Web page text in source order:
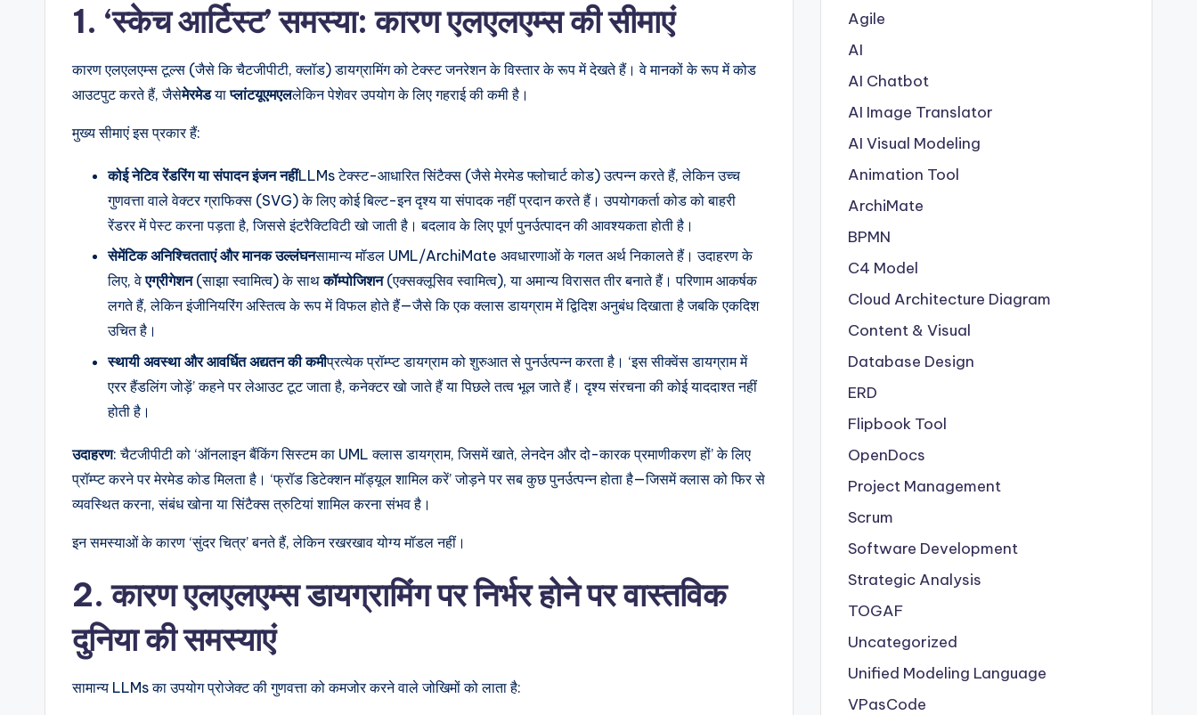
it
si
1. ‘स्केच आर्टिस्ट’ समस्या: कारण एलएलएम्स की सीमाएं
कारण एलएलएम्स टूल्स (जैसे कि चैटजीपीटी, क्लॉड) डायग्रामिंग को टेक्स्ट जनरेशन के विस्तार के रूप में देखते हैं। वे मानकों के रूप में कोड
आउटपुट करते हैं, जैसेमेरमेडयाप्लांटयूएमएललेकिन पेशेवर उपयोग के लिए गहराई की कमी है।
मुख्य सीमाएं इस प्रकार हैं:
कोई नेटिव रेंडरिंग या संपादन इंजन नहींLLMs टेक्स्ट-आधारित सिंटैक्स (जैसे मेरमेड फ्लोचार्ट कोड) उत्पन्न करते हैं, लेकिन उच्च
गुणवत्ता वाले वेक्टर ग्राफिक्स (SVG) के लिए कोई बिल्ट-इन दृश्य या संपादक नहीं प्रदान करते हैं। उपयोगकर्ता कोड को बाहरी
रेंडरर में पेस्ट करना पड़ता है, जिससे इंटरैक्टिविटी खो जाती है। बदलाव के लिए पूर्ण पुनर्उत्पादन की आवश्यकता होती है।
सेमेंटिक अनिश्चितताएं और मानक उल्लंघनसामान्य मॉडल UML/ArchiMate अवधारणाओं के गलत अर्थ निकालते हैं। उदाहरण के
लिए, वेएग्रीगेशन(साझा स्वामित्व) के साथकॉम्पोजिशन(एक्सक्लूसिव स्वामित्व), या अमान्य विरासत तीर बनाते हैं। परिणाम आकर्षक
लगते हैं, लेकिन इंजीनियरिंग अस्तित्व के रूप में विफल होते हैं—जैसे कि एक क्लास डायग्राम में द्विदिश अनुबंध दिखाता है जबकि एकदिश
उचित है।
स्थायी अवस्था और आवर्धित अद्यतन की कमीप्रत्येक प्रॉम्प्ट डायग्राम को शुरुआत से पुनर्उत्पन्न करता है। ‘इस सीक्वेंस डायग्राम में
एरर हैंडलिंग जोड़ें’ कहने पर लेआउट टूट जाता है, कनेक्टर खो जाते हैं या पिछले तत्व भूल जाते हैं। दृश्य संरचना की कोई याददाश्त नहीं
होती है।
उदाहरण: चैटजीपीटी को ‘ऑनलाइन बैंकिंग सिस्टम का UML क्लास डायग्राम, जिसमें खाते, लेनदेन और दो-कारक प्रमाणीकरण हों’ के लिए
प्रॉम्प्ट करने पर मेरमेड कोड मिलता है। ‘फ्रॉड डिटेक्शन मॉड्यूल शामिल करें’ जोड़ने पर सब कुछ पुनर्उत्पन्न होता है—जिसमें क्लास को फिर से
व्यवस्थित करना, संबंध खोना या सिंटैक्स त्रुटियां शामिल करना संभव है।
इन समस्याओं के कारण ‘सुंदर चित्र’ बनते हैं, लेकिन रखरखाव योग्य मॉडल नहीं।
2. कारण एलएलएम्स डायग्रामिंग पर निर्भर होने पर वास्तविक
दुनिया की समस्याएं
सामान्य LLMs का उपयोग प्रोजेक्ट की गुणवत्ता को कमजोर करने वाले जोखिमों को लाता है:
Agile
AI
AI Chatbot
AI Image Translator
AI Visual Modeling
Animation Tool
ArchiMate
BPMN
C4 Model
Cloud Architecture Diagram
Content & Visual
Database Design
ERD
Flipbook Tool
OpenDocs
Project Management
Scrum
Software Development
Strategic Analysis
TOGAF
Uncategorized
Unified Modeling Language
VPasCode